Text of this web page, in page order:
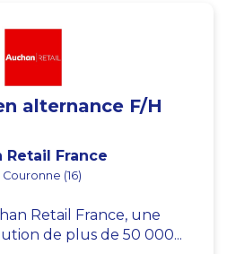
alternance F/H
Retail France
Couronne (16)
Retail France, une
de plus de 50 000...